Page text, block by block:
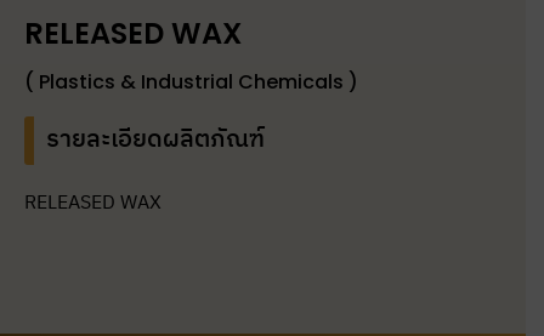
RELEASED WAX
( Plastics & Industrial Chemicals )
รายละเอียดผลิตภัณฑ์
RELEASED WAX